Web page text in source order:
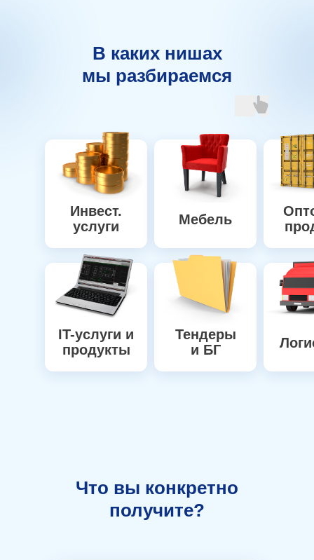
В каких нишах
мы разбираемся
Инвест.
услуги
Мебель
Тендеры
и БГ
IT-услуги и
продукты
Что вы конкретно
получите?